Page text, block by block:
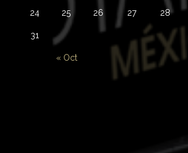
« Oct
24 25 26 27 28
31